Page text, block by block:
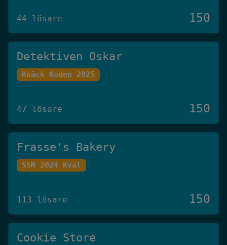
44 lösare 150
Detektiven Oskar
Knäck Koden 2025
47 lösare 150
Frasse's Bakery
SSM 2024 Kval
113 lösare 150
Cookie Store